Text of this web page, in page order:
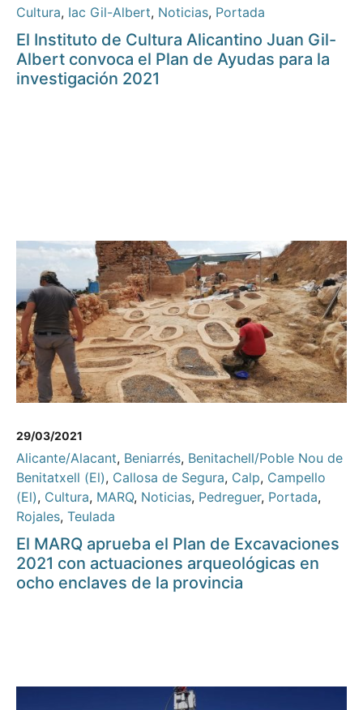
Cultura, Iac Gil-Albert, Noticias, Portada
El Instituto de Cultura Alicantino Juan Gil-
Albert convoca el Plan de Ayudas para la
investigación 2021
29/03/2021
Alicante/Alacant, Beniarrés, Benitachell/Poble Nou de
Benitatxell (El), Callosa de Segura, Calp, Campello
(El), Cultura, MARQ, Noticias, Pedreguer, Portada,
Rojales, Teulada
El MARQ aprueba el Plan de Excavaciones
2021 con actuaciones arqueológicas en
ocho enclaves de la provincia